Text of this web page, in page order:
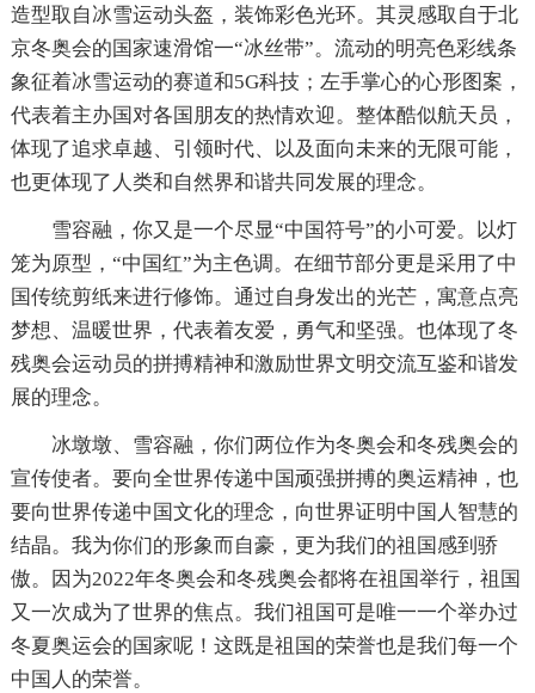
造型取自冰雪运动头盔，装饰彩色光环。其灵感取自于北
京冬奥会的国家速滑馆一“冰丝带”。流动的明亮色彩线条
象征着冰雪运动的赛道和5G科技；左手掌心的心形图案，
代表着主办国对各国朋友的热情欢迎。整体酷似航天员，
体现了追求卓越、引领时代、以及面向未来的无限可能，
也更体现了人类和自然界和谐共同发展的理念。
雪容融，你又是一个尽显“中国符号”的小可爱。以灯
笼为原型，“中国红”为主色调。在细节部分更是采用了中
国传统剪纸来进行修饰。通过自身发出的光芒，寓意点亮
梦想、温暖世界，代表着友爱，勇气和坚强。也体现了冬
残奥会运动员的拼搏精神和激励世界文明交流互鉴和谐发
展的理念。
冰墩墩、雪容融，你们两位作为冬奥会和冬残奥会的
宣传使者。要向全世界传递中国顽强拼搏的奥运精神，也
要向世界传递中国文化的理念，向世界证明中国人智慧的
结晶。我为你们的形象而自豪，更为我们的祖国感到骄
傲。因为2022年冬奥会和冬残奥会都将在祖国举行，祖国
又一次成为了世界的焦点。我们祖国可是唯一一个举办过
冬夏奥运会的国家呢！这既是祖国的荣誉也是我们每一个
中国人的荣誉。